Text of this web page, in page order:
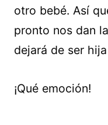
otro bebé. Así
pronto nos dan
dejará de ser
¡Qué emoción!